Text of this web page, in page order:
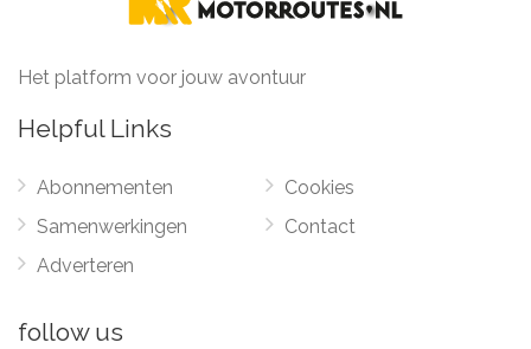
Het platform voor jouw avontuur
Helpful Links
Abonnementen
Samenwerkingen
Adverteren
Cookies
Contact
follow us